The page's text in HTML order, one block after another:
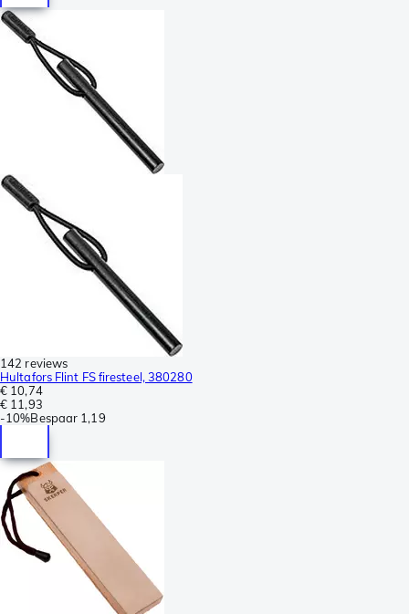
142 reviews
Hultafors Flint FS firesteel, 380280
€ 10,74
€ 11,93
-10%Bespaar 1,19